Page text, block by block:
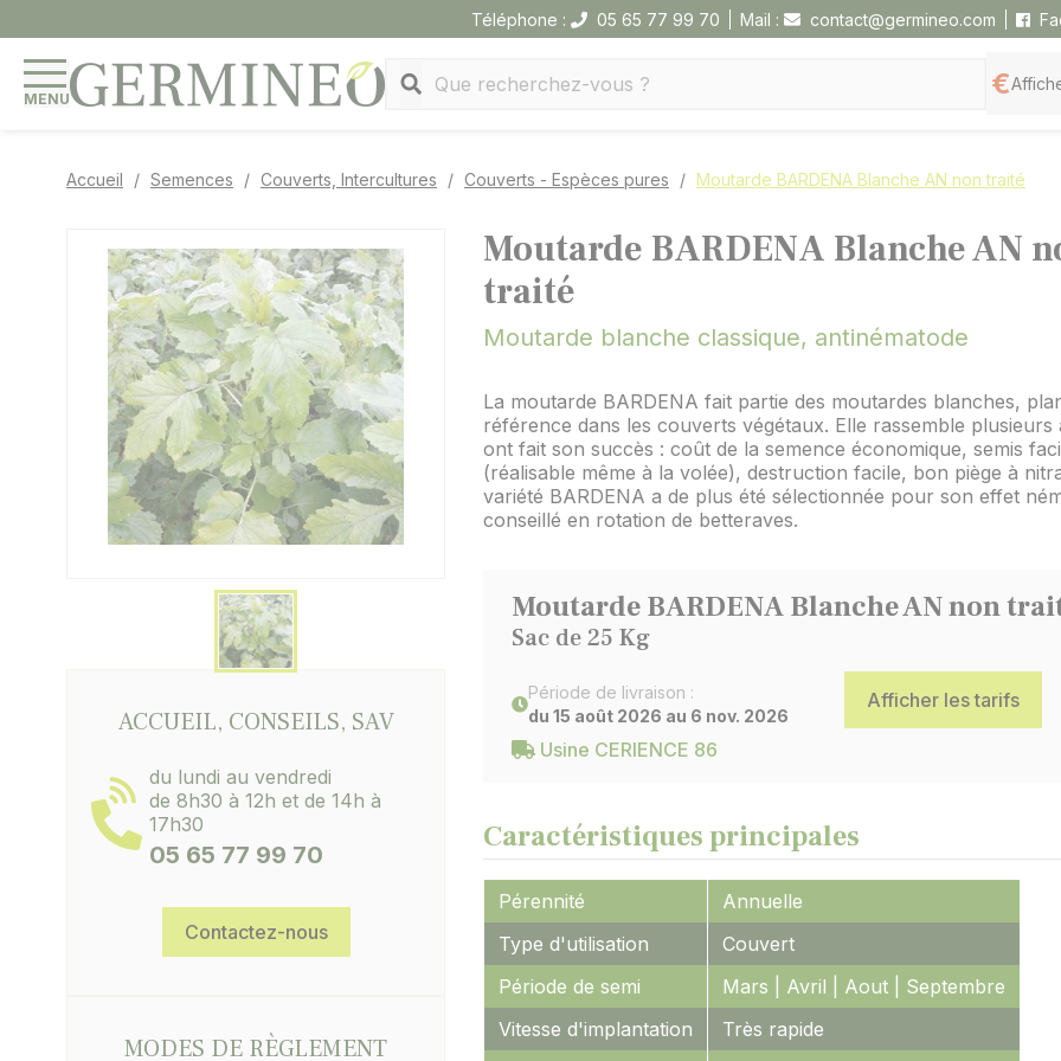
Téléphone : 05 65 77 99 70 Mail : contact@germineo.com
MENU
Accueil Semences Couverts, Intercultures Couverts - Espèces pures Moutarde BARDENA Blanche AN non traité
Moutarde BARDENA Blanche AN
traité
Moutarde blanche classique, antinématode
ACCUEIL, CONSEILS, SAV
du lundi au vendredi
de 8h30 à 12h et de 14h à
17h30
05 65 77 99 70
Contactez-nous
MODES DE RÈGLEMENT
La moutarde BARDENA fait partie des moutardes blanches,
référence dans les couverts végétaux. Elle rassemble plusieurs
ont fait son succès : coût de la semence économique, semis
(réalisable même à la volée), destruction facile, bon piège à
variété BARDENA a de plus été sélectionnée pour son effet
conseillé en rotation de betteraves.
Moutarde BARDENA Blanche AN non
Sac de 25 Kg
Période de livraison :
du 15 août 2026 au 6 nov. 2026
Afficher les tarifs
Usine CERIENCE 86
Caractéristiques principales
Pérennité
Annuelle
Type d'utilisation
Couvert
Période de semi
Mars | Avril | Aout | Septembre
Vitesse d'implantation
Très rapide